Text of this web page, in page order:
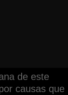
de este
causas que